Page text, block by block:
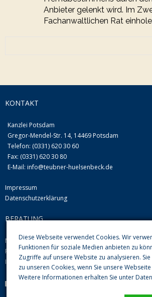
Anbieter gelenkt wird. Im
Fachanwaltlichen Rat
KONTAKT
Kanzlei Potsdam
Gregor-Mendel-Str. 14, 14469 Potsdam
Telefon: (0331) 620 30 60
Fax: (0331) 620 30 80
E-Mail: info@teubner-huelsenbeck.de
Impressum
Datenschutzerklärung
BERATUNG
Mo-Do von 09.00 Uhr-12.00 Uhr und 13.00-16.00
Fr 08.00 Uhr-12.00 Uhr
Im Übrigen nach Vereinbarung
Diese Webseite verwendet Cookies. Wir
Funktionen für soziale Medien anbieten zu
Zugriffe auf unsere Website zu analysieren.
zu unseren Cookies, wenn Sie unsere
Weitere Informationen erhalten Sie unter